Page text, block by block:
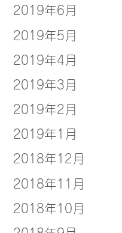
2019年6月
2019年5月
2019年4月
2019年3月
2019年2月
2019年1月
2018年12月
2018年11月
2018年10月